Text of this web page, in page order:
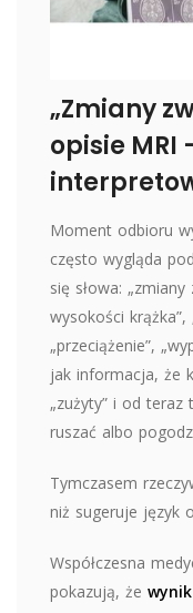
„Zmiany
opisie MRI
Moment odbioru
często wygląda
się słowa:
wysokości krążka”,
„przeciążenie”,
jak informacja, że
„zużyty” i od
ruszać albo
Tymczasem
niż sugeruje język
Współczesna
pokazują, że